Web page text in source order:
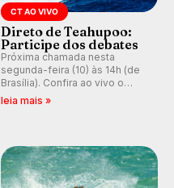
CT AO VIVO
Direto de Teahupoo:
Participe dos debates
Próxima chamada nesta
segunda-feira (10) às 14h (de
Brasília). Confira ao vivo o
Outerknown Tahiti Pro 2026 e
leia mais »